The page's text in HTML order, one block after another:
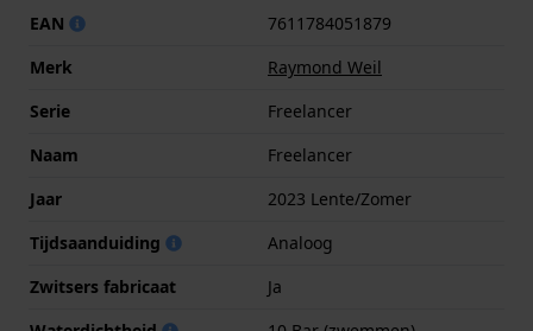
EAN
7611784051879
Merk
Raymond Weil
Serie
Freelancer
Naam
Freelancer
Jaar
2023 Lente/Zomer
Tijdsaanduiding
Analoog
Zwitsers fabricaat
Ja